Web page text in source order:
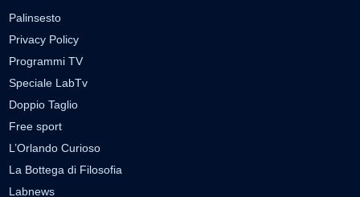
Palinsesto
Privacy Policy
Programmi TV
Speciale LabTv
Doppio Taglio
Free sport
L’Orlando Curioso
La Bottega di Filosofia
Labnews